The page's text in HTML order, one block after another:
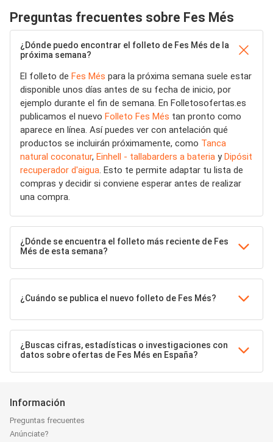
Preguntas frecuentes sobre Fes Més
¿Dónde puedo encontrar el folleto de Fes Més de la
próxima semana?
El folleto de Fes Més para la próxima semana suele estar
disponible unos días antes de su fecha de inicio, por
ejemplo durante el fin de semana. En Folletosofertas.es
publicamos el nuevo Folleto Fes Més tan pronto como
aparece en línea. Así puedes ver con antelación qué
productos se incluirán próximamente, como Tanca
natural coconatur, Einhell - tallabarders a bateria yDipósit
recuperador d'aigua. Esto te permite adaptar tu lista de
compras y decidir si conviene esperar antes de realizar
una compra.
¿Dónde se encuentra el folleto más reciente de Fes
Més de esta semana?
¿Cuándo se publica el nuevo folleto de Fes Més?
¿Buscas cifras, estadísticas o investigaciones con
datos sobre ofertas de Fes Més en España?
Información
Preguntas frecuentes
Anúnciate?